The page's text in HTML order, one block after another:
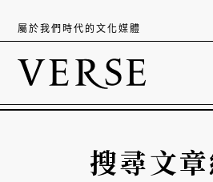
屬於我們時代的文化媒體
搜尋文